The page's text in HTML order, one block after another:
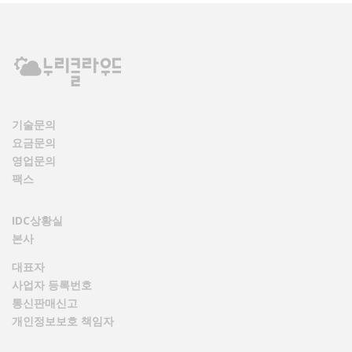
기술문의
요금문의
영업문의
팩스
IDC상황실
본사
대표자
사업자 등록번호
통신판매신고
개인정보보호 책임자